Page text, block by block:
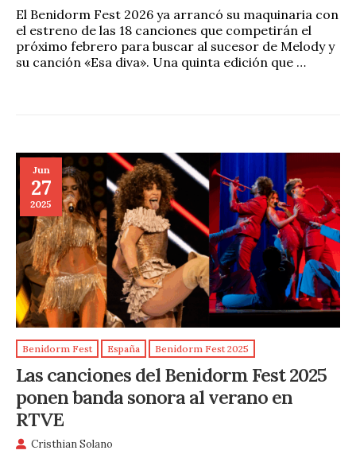
El Benidorm Fest 2026 ya arrancó su maquinaria con
el estreno de las 18 canciones que competirán el
próximo febrero para buscar al sucesor de Melody y
su canción «Esa diva». Una quinta edición que …
Jun
27
2025
Benidorm Fest España Benidorm Fest 2025
Las canciones del Benidorm Fest 2025
ponen banda sonora al verano en
RTVE
Cristhian Solano